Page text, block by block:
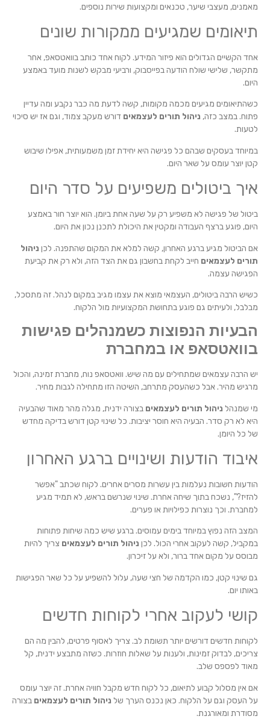
מאמנים, מעצבי שיער, טכנאים ומקצועות שירות נוספים.
תיאומים שמגיעים ממקורות שונים
אחד הקשיים הגדולים הוא פיזור המידע. לקוח אחד כותב בוואטסאפ, אחר
מתקשר, שלישי שולח הודעה בפייסבוק, ורביעי מבקש לשנות מועד באמצע
היום.
כשהתיאומים מגיעים מכמה מקומות, קשה לדעת מה כבר נקבע ומה עדיין
פתוח. במצב כזה, ניהול תורים לעצמאים דורש מעקב צמוד, וגם אז יש סיכוי
לטעות.
במיוחד בעסקים שבהם כל פגישה היא יחידת זמן משמעותית, אפילו שיבוש
קטן יוצר עומס על שאר היום.
איך ביטולים משפיעים על סדר היום
ביטול של פגישה לא משפיע רק על שעה אחת ביומן. הוא יוצר חור באמצע
היום, פוגע ברצף העבודה ומקטין את היכולת לתכנן נכון את היום.
אם הביטול מגיע ברגע האחרון, קשה למלא את המקום שהתפנה. לכן ניהול
תורים לעצמאים חייב לקחת בחשבון גם את הצד הזה, ולא רק את קביעת
הפגישה עצמה.
כשיש הרבה ביטולים, העצמאי מוצא את עצמו מגיב במקום לנהל. זה מתסכל,
מבלבל, ולעיתים גם פוגע בתחושת המקצועיות מול הלקוח.
הבעיות הנפוצות כשמנהלים פגישות
בוואטסאפ או במחברת
יש הרבה עצמאים שמתחילים עם מה שיש. וואטסאפ נוח, מחברת זמינה, והכול
מרגיש מהיר. אבל כשהעסק מתרחב, השיטה הזו מתחילה לגבות מחיר.
מי שמנהל ניהול תורים לעצמאים בצורה ידנית, מגלה מהר מאוד שהבעיה
היא לא רק סדר. הבעיה היא חוסר יציבות. כל שינוי קטן דורש בדיקה מחדש
של כל היומן.
איבוד הודעות ושינויים ברגע האחרון
הודעות חשובות נעלמות בין עשרות מסרים אחרים. לקוח שכתב "אפשר
להזיז?", נשכח בתוך שיחה אחרת. שינוי שנרשם בראש, לא תמיד מגיע
למחברת. וכך נוצרות כפילויות או פערים.
המצב הזה נפוץ במיוחד בימים עמוסים. ברגע שיש כמה שיחות פתוחות
במקביל, קשה לעקוב אחרי הכול. לכן ניהול תורים לעצמאים צריך להיות
מבוסס על מקום אחד ברור, ולא על זיכרון.
גם שינוי קטן, כמו הקדמה של חצי שעה, עלול להשפיע על כל שאר הפגישות
באותו יום.
קושי לעקוב אחרי לקוחות חדשים
לקוחות חדשים דורשים יותר תשומת לב. צריך לאסוף פרטים, להבין מה הם
צריכים, לבדוק זמינות, ולענות על שאלות חוזרות. כשזה מתבצע ידנית, קל
מאוד לפספס שלב.
אם אין מסלול קבוע לתיאום, כל לקוח חדש מקבל חוויה אחרת. זה יוצר עומס
על העסק וגם על הלקוח. כאן נכנס הערך של ניהול תורים לעצמאים בצורה
מסודרת ומאורגנת.